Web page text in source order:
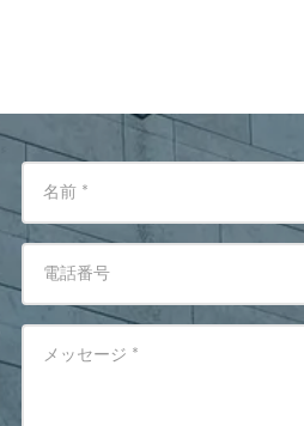
名前 *
電話番号
メッセージ *